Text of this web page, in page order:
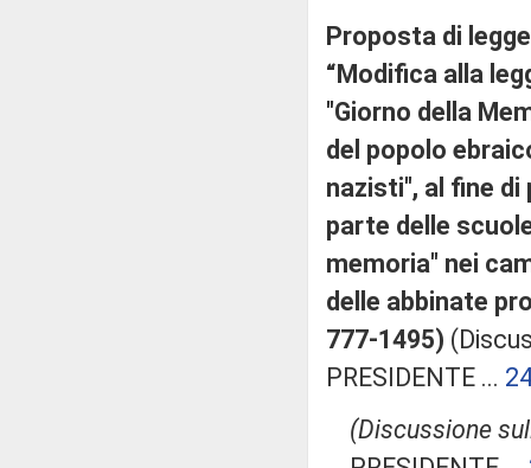
Proposta di
“Modifica alla
"Giorno della
del popolo
nazisti", al fine
parte delle
memoria" nei
delle abbinate
777-1495)
PRESIDENTE ...
(Discussione